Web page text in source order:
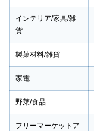
インテリア/家具/雑
貨
製菓材料/雑貨
家電
野菜/食品
フリーマーケットア